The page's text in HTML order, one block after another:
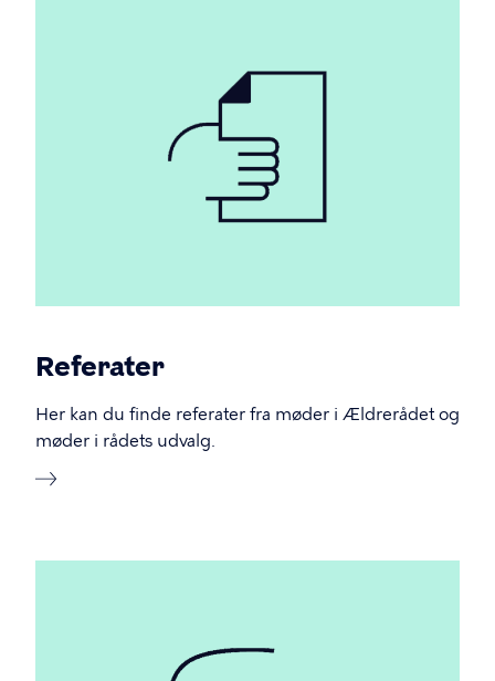
Referater
Her kan du finde referater fra møder i Ældrerådet og
møder i rådets udvalg.